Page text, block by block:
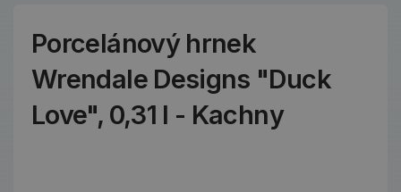
Porcelánový hrnek
Wrendale Designs "Duck
Love", 0,31 l - Kachny